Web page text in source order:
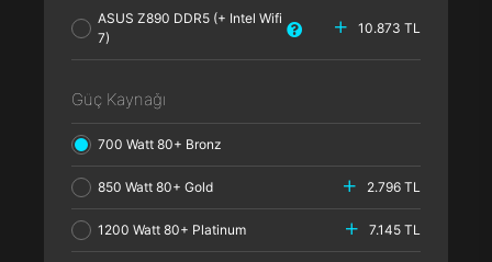
ASUS Z890 DDR5 (+ Intel Wifi
7)
10.873 TL
Güç Kaynağı
700 Watt 80+ Bronz
850 Watt 80+ Gold 2.796 TL
1200 Watt 80+ Platinum 7.145 TL